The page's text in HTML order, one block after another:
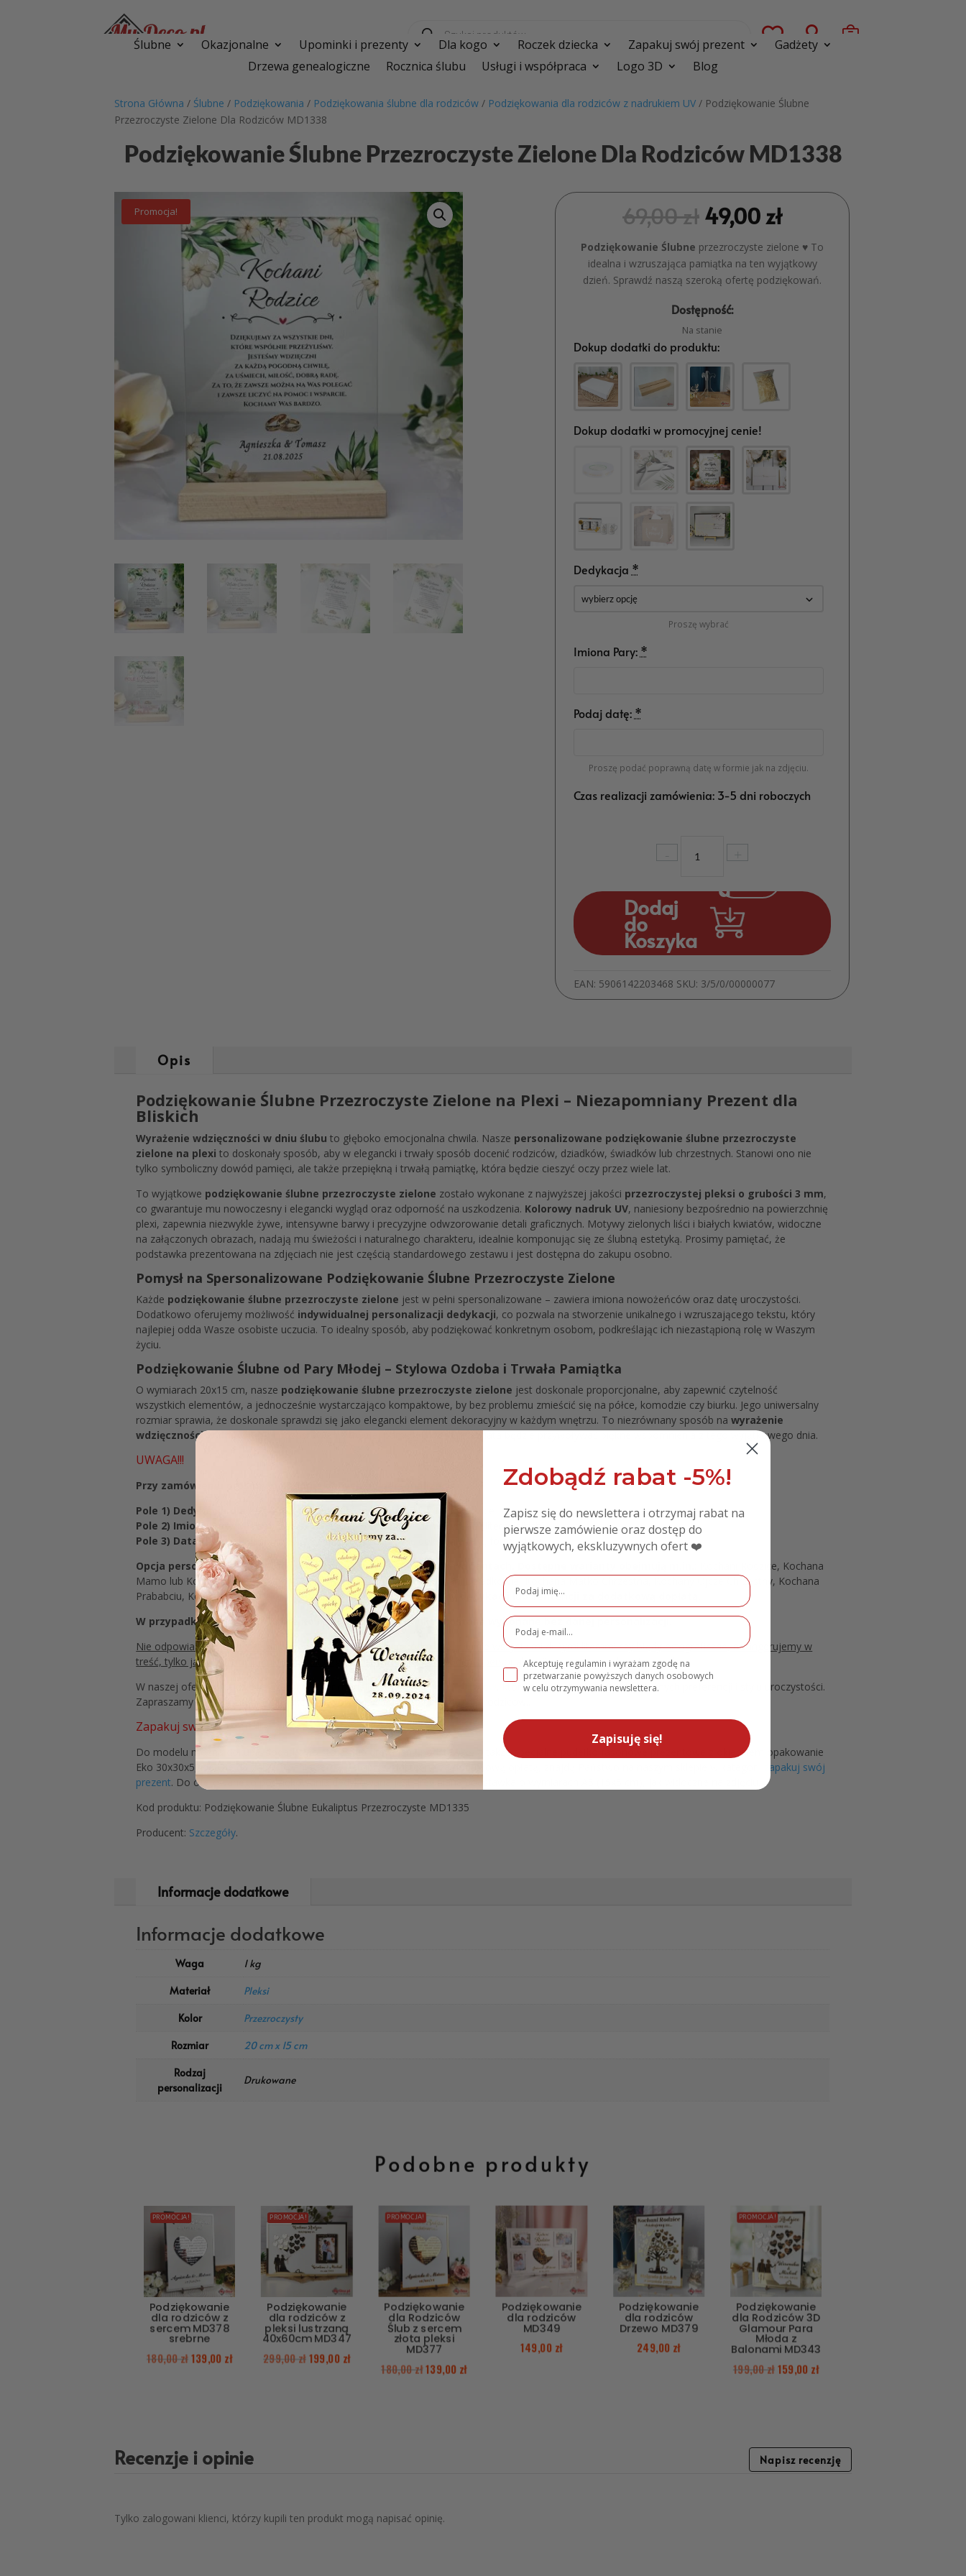
produktów   
Ślubne Okazjonalne Upominki i prezenty Dla kogo Roczek dziecka Zapakuj swój prezent
Gadżety
Drzewa genealogiczne
Rocznica ślubu Usługi i współpraca Logo 3D Blog
Strona Główna / Ślubne / Podziękowania / Podziękowania ślubne dla rodziców / Podziękowania dla rodziców z nadrukiem UV / Podziękowanie Ślubne
Przezroczyste Zielone Dla Rodziców MD1338
Podziękowanie Ślubne Przezroczyste Zielone Dla Rodziców MD1338
Promocja! 69,00zł49,00zł
Podziękowanie Ślubne przezroczyste zielone ♥ To
idealna i wzruszająca pamiątka na ten wyjątkowy
dzień. Sprawdź naszą szeroką ofertę podziękowań.
Dostępność:
Na stanie
Dokup dodatki do produktu:
Dokup dodatki w promocyjnej cenie!
Dedykacja *
Proszę wybrać
Imiona Pary: *
Podaj datę: *
Proszę podać poprawną datę w formie jak na zdjęciu.
Czas realizacji zamówienia: 3-5 dni roboczych
-
Podziękowanie
Przezroczyste
Zielone
Rodziców
MD1338
+
Dodaj
do
Koszyka
EAN: 5906142203468 SKU: 3/5/0/00000077
Opis
Podziękowanie Ślubne Przezroczyste Zielone na Plexi – Niezapomniany Prezent dla
Bliskich
Wyrażenie wdzięczności w dniu ślubu to głęboko emocjonalna chwila. Nasze personalizowane podziękowanie ślubne przezroczyste
zielone na plexi to doskonały sposób, aby w elegancki i trwały sposób docenić rodziców, dziadków, świadków lub chrzestnych. Stanowi ono nie
tylko symboliczny dowód pamięci, ale także przepiękną i trwałą pamiątkę, która będzie cieszyć oczy przez wiele lat.
To wyjątkowe podziękowanie ślubne przezroczyste zielone zostało wykonane z najwyższej jakości przezroczystej pleksi o grubości 3 mm,
co gwarantuje mu nowoczesny i elegancki wygląd oraz odporność na uszkodzenia. Kolorowy nadruk UV, naniesiony bezpośrednio na powierzchnię
plexi, zapewnia niezwykle żywe, intensywne barwy i precyzyjne odwzorowanie detali graficznych. Motywy zielonych liści i białych kwiatów, widoczne
na załączonych obrazach, nadają mu świeżości i naturalnego charakteru, idealnie komponując się ze ślubną estetyką. Prosimy pamiętać, że
podstawka prezentowana na zdjęciach nie jest częścią standardowego zestawu i jest dostępna do zakupu osobno.
Pomysł na Spersonalizowane Podziękowanie Ślubne Przezroczyste Zielone
Każde podziękowanie ślubne przezroczyste zielone jest w pełni spersonalizowane – zawiera imiona nowożeńców oraz datę uroczystości.
Dodatkowo oferujemy możliwość indywidualnej personalizacji dedykacji, co pozwala na stworzenie unikalnego i wzruszającego tekstu, który
najlepiej odda Wasze osobiste uczucia. To idealny sposób, aby podziękować konkretnym osobom, podkreślając ich niezastąpioną rolę w Waszym
życiu.
Podziękowanie Ślubne od Pary Młodej – Stylowa Ozdoba i Trwała Pamiątka
O wymiarach 20x15 cm, nasze podziękowanie ślubne przezroczyste zielone jest doskonale proporcjonalne, aby zapewnić czytelność
wszystkich elementów, a jednocześnie wystarczająco kompaktowe, by bez problemu zmieścić się na półce, komodzie czy biurku. Jego uniwersalny
rozmiar sprawia, że doskonale sprawdzi się jako elegancki element dekoracyjny w każdym wnętrzu. To niezrównany sposób nawyrażenie
wdzięczności w dniu ślubu
i pozostawienie trwałej pamiątki, która przez lata będzie przywoływać piękne wspomnienia z tego wyjątkowego dnia.
UWAGA!!!
Przy zamówieniu prosimy o podanie danych do personalizacji:
Pole 1) Dedykacja dla kogo ma być podziękowanie:np. Kochani Rodzice
Pole 2) Imiona Pary Młodej:
Gosia & Marcin (proszę nie pisać wszystkich liter wielkich)
Pole 3) Data uroczystości:
10.06.2025 (prosimy zachować dokładnie taką formę daty)
Opcja personalizacji dedykacji dostępna jest w oferowanych wariantach. Dostępne warianty obejmują m.in.:
Kochani Rodzice, Kochana
Mamo lub Kochany Tato, Kochana Babciu, Kochany Dziadku, Kochani Dziadkowie, Kochana Matko Chrzestna, Kochany Ojcze Chrzestny, Kochana
Prababciu, Kochany Pradziadku, Kochani Pradziadkowie.Inne formy dedykacji lub sentencji za dodatkową dopłatą.
W przypadku nie podania którejkolwiek z danych produkty zostaną wykonane bez danej personalizacji.
Nie odpowiadamy za: wszelkiego rodzaju literówki, błędną odmianę, pisanie wszystkimi dużymi literami czy błędy ortograficzne, nie ingerujemy w
treść, tylko ją kopiujemy i drukujemy, dlatego prosimy o staranne podanie personalizacji wg powyższych wytycznych.
W naszej ofercie znajdziecie szeroki wybór modelipodziękowań dla rodziców
, które można dopasować do własnych preferencji i stylu uroczystości.
Zapraszamy do zapoznania z kolekcją i stworzenia idealnego prezentu dla rodziców..
Zapakuj swój prezent !!!
Do modelu można dokupić dodatkowo stojak lub drewnianą podstawkę, a także specjalne pudełko fasonowe prezentowe z okienkiem opakowanie
Eko 30x30x5, idealne do zapakowania serca. Te opcje, dostępne za dodatkową opłatą, znajdą Państwo na naszym sklepie w kategorii
zapakuj swój
prezent. Do oferowanego podziękowania dedykowana jest drewniana podstawka o wymiarach A5 (15x5 cm), jak widoczne na zdjęciu.
Kod produktu: Podziękowanie Ślubne Eukaliptus Przezroczyste MD1335
Producent: Szczegóły.
Informacje dodatkowe
Informacje dodatkowe
Waga
1 kg
Materiał
Pleksi
Kolor
Przezroczysty
Rozmiar
20 cm x 15 cm
Rodzaj
personalizacji
Drukowane
Podobne produkty
PROMOCJA!
Podziękowanie
dla rodziców z
sercem MD378
srebrne
180,00 zł139,00 zł
PROMOCJA!
Podziękowanie
dla rodziców z
pleksi lustrzaną
40x60cm MD347
299,00 zł199,00 zł
PROMOCJA!
Podziękowanie
dla Rodziców
Ślub z sercem
złota pleksi
MD377
180,00zł139,00 zł
Podziękowanie
dla rodziców
MD349
149,00 zł
Podziękowanie
dla rodziców
Drzewo MD379
249,00 zł
PROMOCJA!
Podziękowanie
dla Rodziców 3D
Glamour Para
Młoda z
Balonami MD343
199,00zł159,00 zł
Recenzje i opinie Napisz recenzję
Tylko zalogowani klienci, którzy kupili ten produkt mogą napisać opinię.
Zdobądź rabat -5%!
Zapisz się do newslettera i otrzymaj rabat na
pierwsze zamówienie oraz dostęp do
wyjątkowych, ekskluzywnych ofert ❤️
Akceptuję regulamin i wyrażam zgodę na
przetwarzanie powyższych danych osobowych
w celu otrzymywania newslettera.
Zapisuję się!